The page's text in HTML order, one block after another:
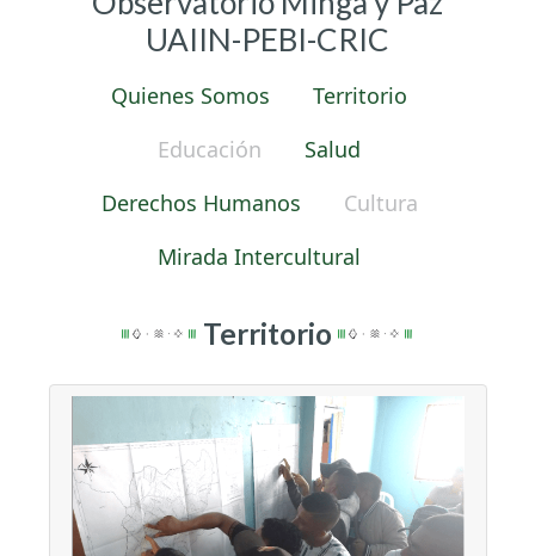
UAIIN-PEBI-CRIC
Quienes Somos
Territorio
Educación
Salud
Derechos Humanos
Cultura
Mirada Intercultural
Territorio